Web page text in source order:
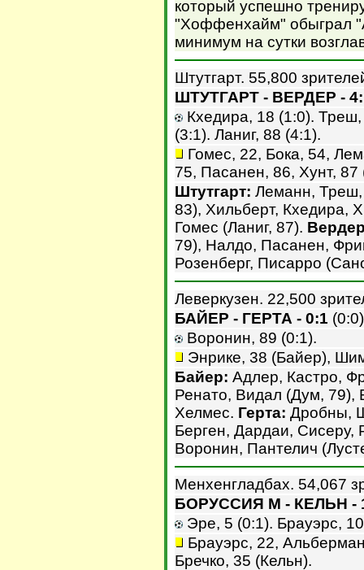
который успешно
"Хоффенхайм" обыграл
минимум на сутки
Штутгарт. 55,800
ШТУТГАРТ - ВЕРДЕР -
Кхедира, 18 (1:0).
(3:1). Ланиг, 88 (4:1).
Гомес, 22, Бока, 54,
75, Пасанен, 86, Хунт, 87
Штутгарт: Леманн, Треш,
83), Хильберт, Кхедира,
Гомес (Ланиг, 87).
79), Налдо, Пасанен,
Розенберг, Писарро
Леверкузен. 22,500
БАЙЕР - ГЕРТА - 0:1
Воронин, 89 (0:1).
Энрике, 38 (Байер),
Байер: Адлер, Кастро,
Ренато, Видал (Дум, 79),
Хелмес. Герта: Дробны,
Берген, Дардаи, Сисеру,
Воронин, Пантелич
Менхенгладбах. 54,067
БОРУССИЯ М - КЕЛЬН -
Эре, 5 (0:1). Брауэрс,
Брауэрс, 22,
Бречко, 35 (Кельн).